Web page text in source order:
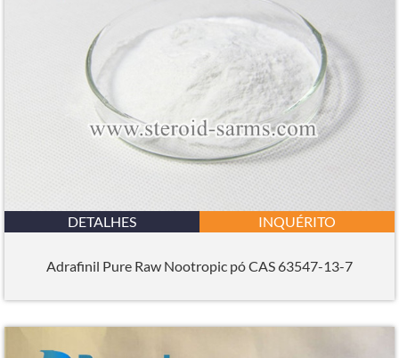
DETALHES INQUÉRITO
Adrafinil Pure Raw Nootropic pó CAS 63547-13-7